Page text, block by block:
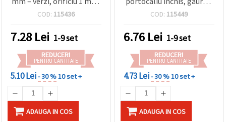
șirag ~105 buc. – perfecte
natural și creații
handmade artistice
COD: 115436
7.28 Lei 1-9 set
REDUCERI
PENTRU CANTITATE
5.10 Lei- 30 %10 set +
ADAUGA IN COS
mm, șirag ~140 buc –
elegante și proiecte
creative handmade
COD: 115449
6.76 Lei 1-9 set
REDUCERI
PENTRU CANTITATE
4.73 Lei- 30 %10 set +
ADAUGA IN COS